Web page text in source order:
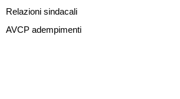
Relazioni sindacali
AVCP adempimenti